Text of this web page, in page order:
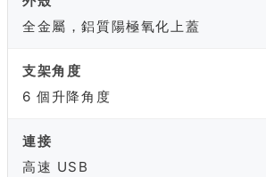
全金屬，鋁質陽極氧化上蓋
支架角度
6 個升降角度
連接
高速 USB